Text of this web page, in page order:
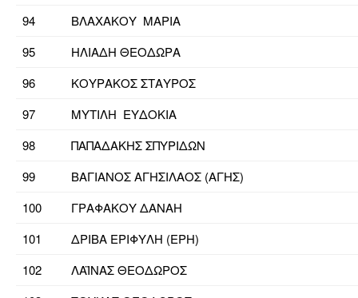
94
ΒΛΑΧΑΚΟΥ ΜΑΡΙΑ
95
ΗΛΙΑΔΗ ΘΕΟΔΩΡΑ
96
ΚΟΥΡΑΚΟΣ ΣΤΑΥΡΟΣ
97
ΜΥΤΙΛΗ ΕΥΔΟΚΙΑ
98
ΠΑΠΑΔΑΚΗΣ ΣΠΥΡΙΔΩΝ
99
ΒΑΓΙΑΝΟΣ ΑΓΗΣΙΛΑΟΣ (ΑΓΗΣ)
100
ΓΡΑΦΑΚΟΥ ΔΑΝΑΗ
101
ΔΡΙΒΑ ΕΡΙΦΥΛΗ (ΕΡΗ)
102
ΛΑΪΝΑΣ ΘΕΟΔΩΡΟΣ